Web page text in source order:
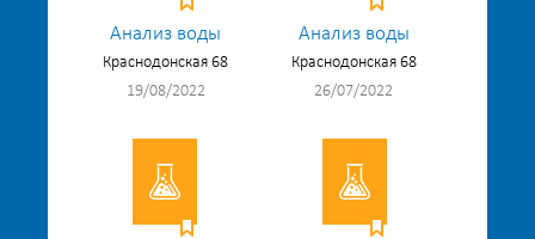
Анализ воды
Краснодонская 68
19/08/2022
Анализ воды
Краснодонская 68
26/07/2022